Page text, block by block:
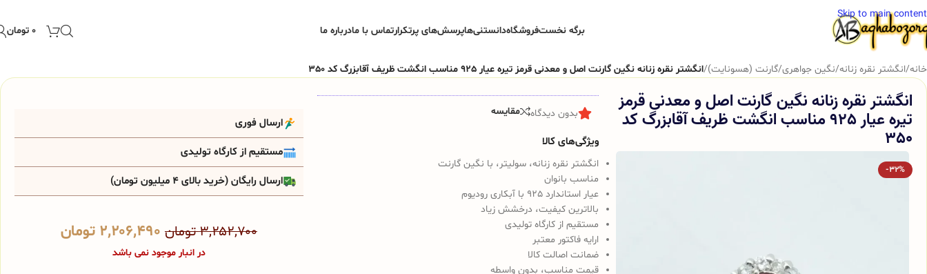
Skip to main content
برگه نخستفروشگاهدانستنی‌هاپرسش‌های پرتکرارتماس با مادرباره ما ۰ تومان
خانه/انگشتر نقره زنانه/نگین جواهری/گارنت (هسونایت)/انگشتر نقره زنانه نگین گارنت اصل و معدنی قرمز تیره عیار 925 مناسب انگشت ظریف آقابزرگ کد 350
انگشتر نقره زنانه نگین گارنت اصل و معدنی قرمز
تیره عیار 925 مناسب انگشت ظریف آقابزرگ کد
350
-32%
بدون دیدگاه مقایسه
ویژگی‌های کالا
انگشتر نقره زنانه، سولیتر، با نگین گارنت
مناسب بانوان
عیار استاندارد 925 با آبکاری رودیوم
بالاترین کیفیت، درخشش زیاد
مستقیم از کارگاه تولیدی
ارایه فاکتور معتبر
ضمانت اصالت کالا
قیمت مناسب، بدون واسطه
ارسال فوری
مستقیم از کارگاه تولیدی
ارسال رایگان (خرید بالای 4 میلیون تومان)
۳,۲۵۲,۷۰۰تومان ۲,۲۰۶,۴۹۰ تومان
در انبار موجود نمی باشد